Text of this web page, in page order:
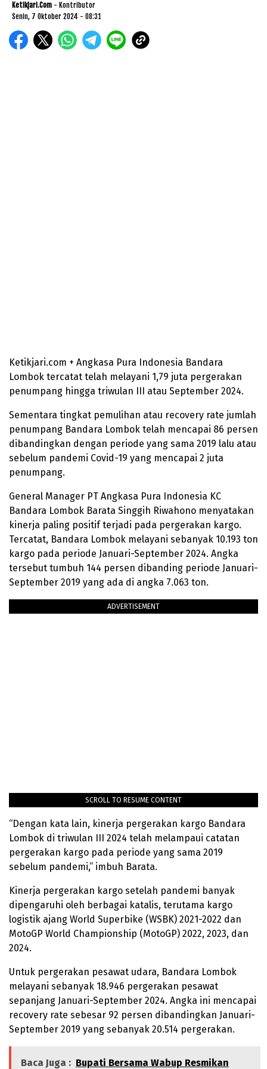
Ketikjari.com - Kontributor
Senin, 7 Oktober 2024 - 08:31
Ketikjari.com + Angkasa Pura Indonesia Bandara
Lombok tercatat telah melayani 1,79 juta pergerakan
penumpang hingga triwulan III atau September 2024.
Sementara tingkat pemulihan atau recovery rate jumlah
penumpang Bandara Lombok telah mencapai 86 persen
dibandingkan dengan periode yang sama 2019 lalu atau
sebelum pandemi Covid-19 yang mencapai 2 juta
penumpang.
General Manager PT Angkasa Pura Indonesia KC
Bandara Lombok Barata Singgih Riwahono menyatakan
kinerja paling positif terjadi pada pergerakan kargo.
Tercatat, Bandara Lombok melayani sebanyak 10.193 ton
kargo pada periode Januari-September 2024. Angka
tersebut tumbuh 144 persen dibanding periode Januari-
September 2019 yang ada di angka 7.063 ton.
ADVERTISEMENT
SCROLL TO RESUME CONTENT
“Dengan kata lain, kinerja pergerakan kargo Bandara
Lombok di triwulan III 2024 telah melampaui catatan
pergerakan kargo pada periode yang sama 2019
sebelum pandemi,” imbuh Barata.
Kinerja pergerakan kargo setelah pandemi banyak
dipengaruhi oleh berbagai katalis, terutama kargo
logistik ajang World Superbike (WSBK) 2021-2022 dan
MotoGP World Championship (MotoGP) 2022, 2023, dan
2024.
Untuk pergerakan pesawat udara, Bandara Lombok
melayani sebanyak 18.946 pergerakan pesawat
sepanjang Januari-September 2024. Angka ini mencapai
recovery rate sebesar 92 persen dibandingkan Januari-
September 2019 yang sebanyak 20.514 pergerakan.
Baca Juga : Bupati Bersama Wabup Resmikan